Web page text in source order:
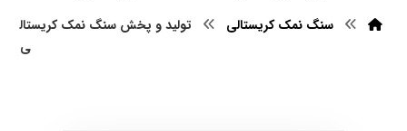
سنگ نمک کریستالی
تولید و پخش سنگ نمک کریستال
ی